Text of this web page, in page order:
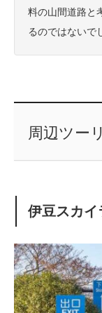
料の山間道路と
るのではないで
周辺ツー
伊豆スカ